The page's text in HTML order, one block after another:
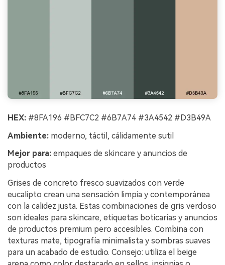
HEX: #8FA196 #BFC7C2 #6B7A74 #3A4542 #D3B49A
Ambiente: moderno, táctil, cálidamente sutil
Mejor para: empaques de skincare y anuncios de
productos
Grises de concreto fresco suavizados con verde
eucalipto crean una sensación limpia y contemporánea
con la calidez justa. Estas combinaciones de gris verdoso
son ideales para skincare, etiquetas boticarias y anuncios
de productos premium pero accesibles. Combina con
texturas mate, tipografía minimalista y sombras suaves
para un acabado de estudio. Consejo: utiliza el beige
Crea imágenes IA
ilimitadas. 100 %